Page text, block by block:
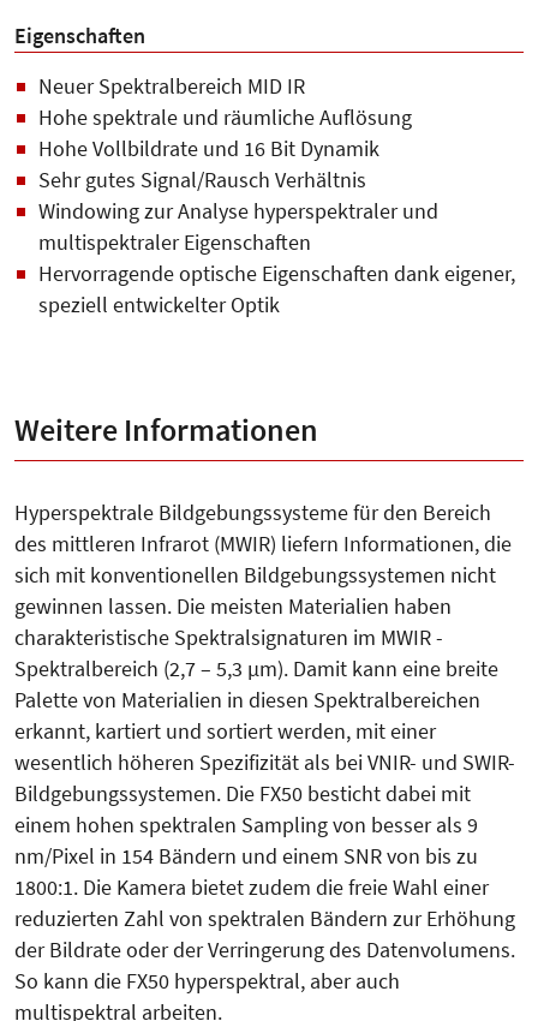
Eigenschaften
Neuer Spektralbereich MID IR
Hohe spektrale und räumliche Auflösung
Hohe Vollbildrate und 16 Bit Dynamik
Sehr gutes Signal/Rausch Verhältnis
Windowing zur Analyse hyperspektraler und
multispektraler Eigenschaften
Hervorragende optische Eigenschaften dank eigener,
speziell entwickelter Optik
Weitere Informationen
Hyperspektrale Bildgebungssysteme für den Bereich
des mittleren Infrarot (MWIR) liefern Informationen, die
sich mit konventionellen Bildgebungssystemen nicht
gewinnen lassen. Die meisten Materialien haben
charakteristische Spektralsignaturen im MWIR -
Spektralbereich (2,7 – 5,3 µm). Damit kann eine breite
Palette von Materialien in diesen Spektralbereichen
erkannt, kartiert und sortiert werden, mit einer
wesentlich höheren Spezifizität als bei VNIR- und SWIR-
Bildgebungssystemen. Die FX50 besticht dabei mit
einem hohen spektralen Sampling von besser als 9
nm/Pixel in 154 Bändern und einem SNR von bis zu
1800:1. Die Kamera bietet zudem die freie Wahl einer
reduzierten Zahl von spektralen Bändern zur Erhöhung
der Bildrate oder der Verringerung des Datenvolumens.
So kann die FX50 hyperspektral, aber auch
multispektral arbeiten.